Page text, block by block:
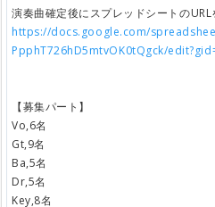
演奏曲確定後にスプレッドシートのURL
https://docs.google.com/
PpphT726hD5mtvOK0tQgck/
【募集パート】
Vo,6名
Gt,9名
Ba,5名
Dr,5名
Key,8名